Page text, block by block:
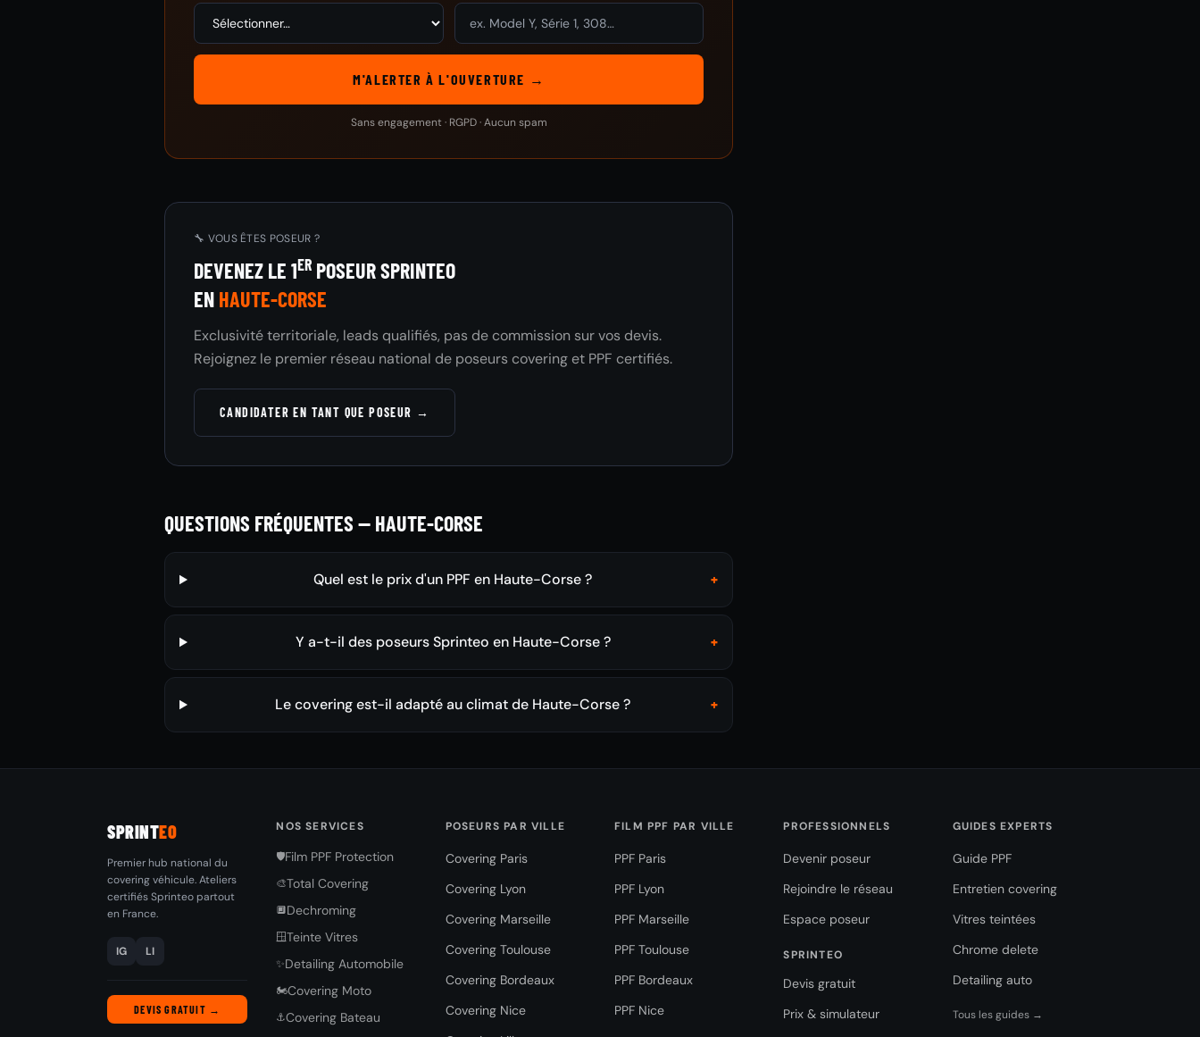
M'ALERTER À L'OUVERTURE →
Sans engagement · RGPD · Aucun spam
🔧 VOUS ÊTES POSEUR ?
DEVENEZ LE 1ER POSEUR SPRINTEO
EN HAUTE-CORSE
Exclusivité territoriale, leads qualifiés, pas de commission sur vos devis.
Rejoignez le premier réseau national de poseurs covering et PPF certifiés.
CANDIDATER EN TANT QUE POSEUR →
QUESTIONS FRÉQUENTES — HAUTE-CORSE
Quel est le prix d'un PPF en Haute-Corse ? +
Y a-t-il des poseurs Sprinteo en Haute-Corse ? +
Le covering est-il adapté au climat de Haute-Corse ? +
SPRINTEO
Premier hub national du
covering véhicule. Ateliers
certifiés Sprinteo partout
en France.
IG LI
DEVIS GRATUIT →
NOS SERVICES
🛡️Film PPF Protection
🎨Total Covering
🔲Dechroming
🪟Teinte Vitres
✨Detailing Automobile
🏍️Covering Moto
⚓Covering Bateau
POSEURS PAR VILLE
Covering Paris
Covering Lyon
Covering Marseille
Covering Toulouse
Covering Bordeaux
Covering Nice
FILM PPF PAR VILLE
PPF Paris
PPF Lyon
PPF Marseille
PPF Toulouse
PPF Bordeaux
PPF Nice
PROFESSIONNELS
Devenir poseur
Rejoindre le réseau
Espace poseur
SPRINTEO
Devis gratuit
Prix & simulateur
GUIDES EXPERTS
Guide PPF
Entretien covering
Vitres teintées
Chrome delete
Detailing auto
Tous les guides →